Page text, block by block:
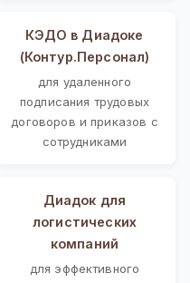
КЭДО в Диадоке
(Контур.Персонал)
для удаленного
подписания трудовых
договоров и приказов с
сотрудниками
Диадок для
логистических
компаний
для эффективного